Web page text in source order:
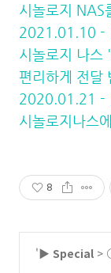
시놀로지 NAS
2021.01.10 -
시놀로지 나스
편리하게 전달
2020.01.21 -
시놀로지나스
8
'▶ Special >